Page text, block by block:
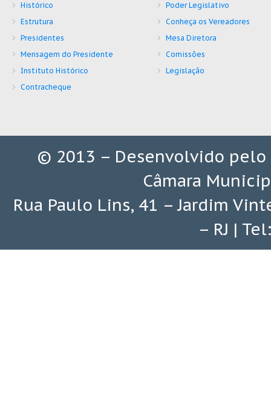
Histórico
Estrutura
Presidentes
Mensagem do Presidente
Instituto Histórico
Contracheque
Poder Legislativo
Conheça os Vereadores
Mesa Diretora
Comissões
Legislação
© 2013 – Desenvolvido pelo
Câmara
Rua Paulo Lins, 41 – Jardim
– RJ |